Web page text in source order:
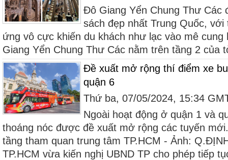
Đô Giang Yển Chung Thư Các
sách đẹp nhất Trung Quốc,
ứng vô cực khiến du khách như lạc vào mê
Giang Yển Chung Thư Các nằm trên tầng 2 của
Đề xuất mở rộng thí điểm xe
quận 6
Thứ ba, 07/05/2024, 15:34
Ngoài hoạt động ở quận 1 và
thoáng nóc được đề xuất mở rộng các tuyến
tầng tham quan trung tâm TP.HCM - Ảnh:
TP.HCM vừa kiến nghị UBND TP cho phép tiếp